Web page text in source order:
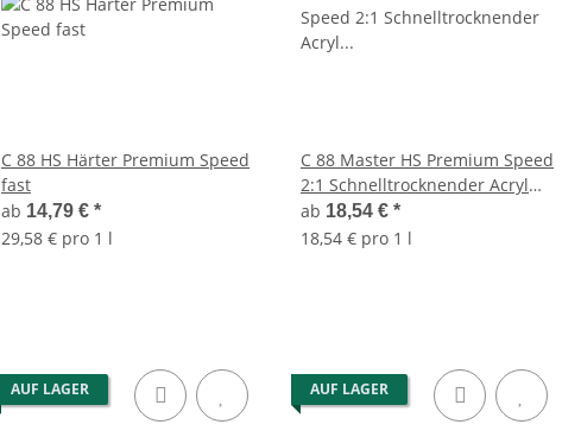
C 88 HS Härter Premium Speed
fast
ab 14,79 € *
29,58 € pro 1 l
C 88 Master HS Premium Speed
2:1 Schnelltrocknender Acryl
Klarlack
ab 18,54 € *
18,54 € pro 1 l
AUF LAGER AUF LAGER